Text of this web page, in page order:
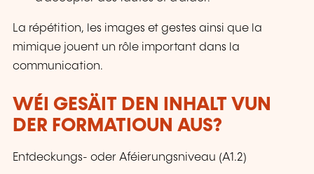
La répétition, les images et gestes ainsi que la
mimique jouent un rôle important dans la
communication.
WÉI GESÄIT DEN INHALT VUN
DER FORMATIOUN AUS?
Entdeckungs- oder Aféierungsniveau (A1.2)